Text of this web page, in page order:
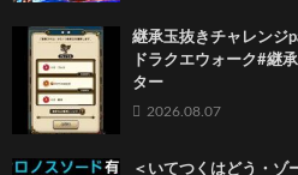
継承玉抜きチャレン
ドラクエウォーク#継
ター
2026.08.07
＜いてつくはどう・ゾ